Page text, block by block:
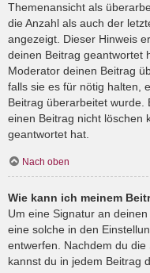
Themenansicht als
die Anzahl als auch der
angezeigt. Dieser Hinweis
deinen Beitrag geantwortet
Moderator deinen Beitrag
falls sie es für nötig halten,
Beitrag überarbeitet wurde.
einen Beitrag nicht löschen
geantwortet hat.
Nach oben
Wie kann ich meinem
Um eine Signatur an
eine solche in den
entwerfen. Nachdem du die
kannst du in jedem Beitrag